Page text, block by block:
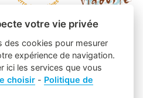
votre vie privée
des cookies pour mesurer
expérience de navigation.
ici les services que vous
choisir - Politique de